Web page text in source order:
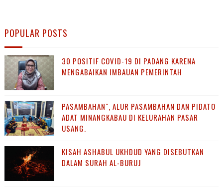
POPULAR POSTS
30 POSITIF COVID-19 DI PADANG KARENA
MENGABAIKAN IMBAUAN PEMERINTAH
PASAMBAHAN", ALUR PASAMBAHAN DAN PIDATO
ADAT MINANGKABAU DI KELURAHAN PASAR
USANG.
KISAH ASHABUL UKHDUD YANG DISEBUTKAN
DALAM SURAH AL-BURUJ